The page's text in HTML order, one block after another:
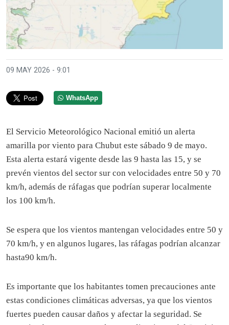
09 MAY 2026 - 9:01
WhatsApp
El Servicio Meteorológico Nacional emitió un alerta
amarilla por viento para Chubut este sábado 9 de mayo.
Esta alerta estará vigente desde las 9 hasta las 15, y se
prevén vientos del sector sur con velocidades entre 50 y 70
km/h, además de ráfagas que podrían superar localmente
los 100 km/h.
Se espera que los vientos mantengan velocidades entre 50 y
70 km/h, y en algunos lugares, las ráfagas podrían alcanzar
hasta90 km/h.
Es importante que los habitantes tomen precauciones ante
estas condiciones climáticas adversas, ya que los vientos
fuertes pueden causar daños y afectar la seguridad. Se